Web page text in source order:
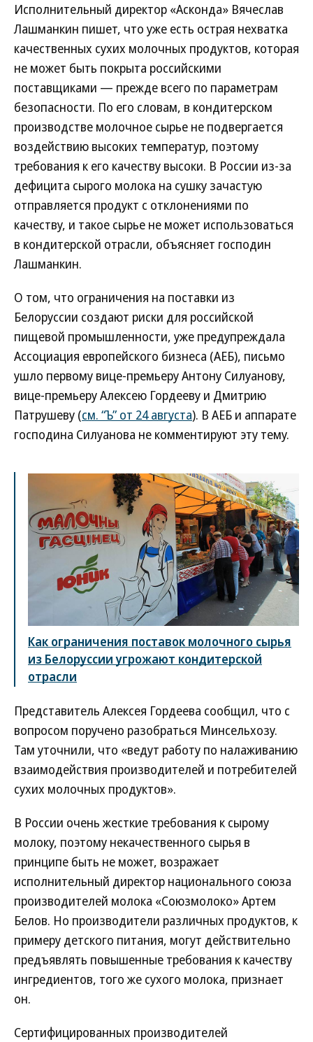
Исполнительный директор «Асконда» Вячеслав
Лашманкин пишет, что уже есть острая нехватка
качественных сухих молочных продуктов, которая
не может быть покрыта российскими
поставщиками — прежде всего по параметрам
безопасности. По его словам, в кондитерском
производстве молочное сырье не подвергается
воздействию высоких температур, поэтому
требования к его качеству высоки. В России из-за
дефицита сырого молока на сушку зачастую
отправляется продукт с отклонениями по
качеству, и такое сырье не может использоваться
в кондитерской отрасли, объясняет господин
Лашманкин.
О том, что ограничения на поставки из
Белоруссии создают риски для российской
пищевой промышленности, уже предупреждала
Ассоциация европейского бизнеса (АЕБ), письмо
ушло первому вице-премьеру Антону Силуанову,
вице-премьеру Алексею Гордееву и Дмитрию
Патрушеву (см. “Ъ” от 24 августа). В АЕБ и аппарате
господина Силуанова не комментируют эту тему.
Как ограничения поставок молочного сырья
из Белоруссии угрожают кондитерской
отрасли
Представитель Алексея Гордеева сообщил, что с
вопросом поручено разобраться Минсельхозу.
Там уточнили, что «ведут работу по налаживанию
взаимодействия производителей и потребителей
сухих молочных продуктов».
В России очень жесткие требования к сырому
молоку, поэтому некачественного сырья в
принципе быть не может, возражает
исполнительный директор национального союза
производителей молока «Союзмолоко» Артем
Белов. Но производители различных продуктов, к
примеру детского питания, могут действительно
предъявлять повышенные требования к качеству
ингредиентов, того же сухого молока, признает
он.
Сертифицированных производителей